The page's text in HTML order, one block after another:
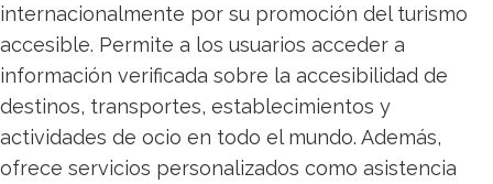
internacionalmente por su promoción del turismo
accesible. Permite a los usuarios acceder a
información verificada sobre la accesibilidad de
destinos, transportes, establecimientos y
actividades de ocio en todo el mundo. Además,
ofrece servicios personalizados como asistencia